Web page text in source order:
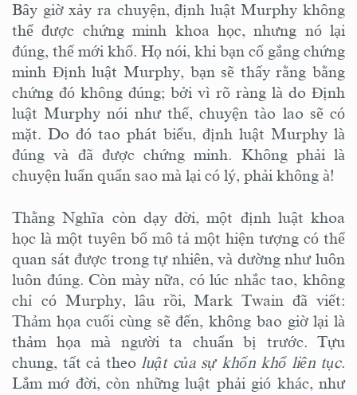
Bây giờ xảy ra chuyện, định luật Murphy không
thể được chứng minh khoa học, nhưng nó lại
đúng, thế mới khổ. Họ nói, khi bạn cố gắng chứng
minh Định luật Murphy, bạn sẽ thấy rằng bằng
chứng đó không đúng; bởi vì rõ ràng là do Định
luật Murphy nói như thế, chuyện tào lao sẽ có
mặt. Do đó tao phát biểu, định luật Murphy là
đúng và đã được chứng minh. Không phải là
chuyện luẩn quẩn sao mà lại có lý, phải không à!
Thằng Nghĩa còn dạy đời, một định luật khoa
học là một tuyên bố mô tả một hiện tượng có thể
quan sát được trong tự nhiên, và dường như luôn
luôn đúng. Còn mày nữa, có lúc nhắc tao, không
chỉ có Murphy, lâu rồi, Mark Twain đã viết:
Thảm họa cuối cùng sẽ đến, không bao giờ lại là
thảm họa mà người ta chuẩn bị trước. Tựu
chung, tất cả theo luật của sự khốn khổ liên tục.
Lắm mớ đời, còn những luật phải gió khác, như